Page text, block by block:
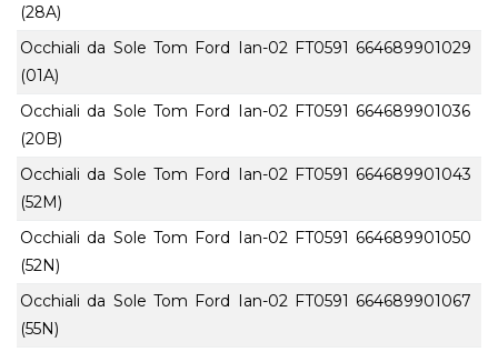
(28A)
Occhiali da Sole Tom Ford Ian-02 FT0591
(01A)
664689901029
Occhiali da Sole Tom Ford Ian-02 FT0591
(20B)
664689901036
Occhiali da Sole Tom Ford Ian-02 FT0591
(52M)
664689901043
Occhiali da Sole Tom Ford Ian-02 FT0591
(52N)
664689901050
Occhiali da Sole Tom Ford Ian-02 FT0591
(55N)
664689901067